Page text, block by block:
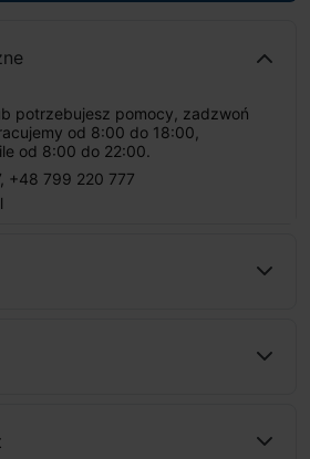
potrzebujesz pomocy, zadzwoń
od 8:00 do 18:00,
od 8:00 do 22:00.
, +48 799 220 777